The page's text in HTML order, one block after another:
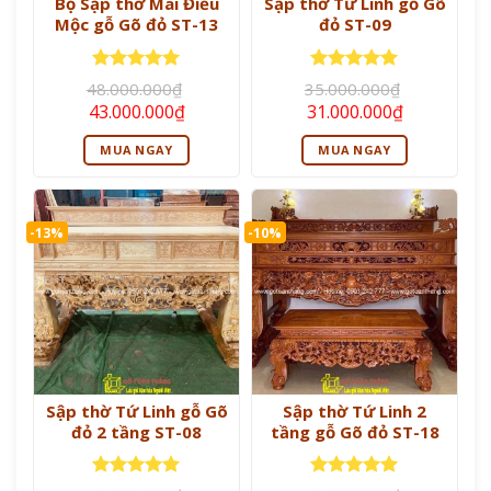
Mộc gỗ Gõ đỏ ST-13
Được xếp
hạng55
sao
48.000.000₫
Giá
gốc
là:
48.000.000₫.
43.000.000₫Giá
hiện
tại
là:
43.000.000₫.
MUA NGAY
đỏ ST-09
Được xếp
hạng55
sao
35.000.000₫
Giá
gốc
là:
35.000.000₫.
31.000.000₫Giá
hiện
tại
là:
MUA NGAY
-13%
Sập thờ Tứ Linh gỗ Gõ
đỏ 2 tầng ST-08
-10%
Sập thờ Tứ Linh 2
tầng gỗ Gõ đỏ ST-18